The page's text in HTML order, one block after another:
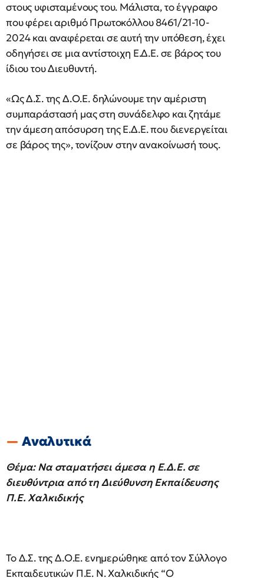
στους υφισταμένους του. Μάλιστα, το έγγραφο
που φέρει αριθμό Πρωτοκόλλου 8461/21-10-
2024 και αναφέρεται σε αυτή την υπόθεση, έχει
οδηγήσει σε μια αντίστοιχη Ε.Δ.Ε. σε βάρος του
ίδιου του Διευθυντή.
«Ως Δ.Σ. της Δ.Ο.Ε. δηλώνουμε την αμέριστη
συμπαράστασή μας στη συνάδελφο και ζητάμε
την άμεση απόσυρση της Ε.Δ.Ε. που διενεργείται
σε βάρος της», τονίζουν στην ανακοίνωσή τους.
Αναλυτικά
Θέμα: Να σταματήσει άμεσα η Ε.Δ.Ε. σε
διευθύντρια από τη Διεύθυνση Εκπαίδευσης
Π.Ε. Χαλκιδικής
Το Δ.Σ. της Δ.Ο.Ε. ενημερώθηκε από τον Σύλλογο
Εκπαιδευτικών Π.Ε. Ν. Χαλκιδικής “Ο